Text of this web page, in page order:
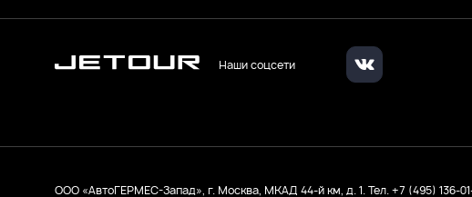
Наши соцсети
ООО ‭«АвтоГЕРМЕС-Запад», г. Москва, МКАД 44-й км, д. 1. Тел. +7 (495) 136-